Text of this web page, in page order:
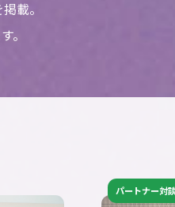
載。
。
パートナー対